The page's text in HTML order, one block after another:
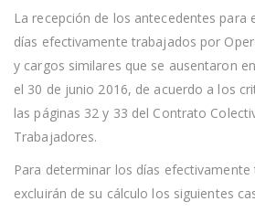
La recepción de los antecedentes para
días efectivamente trabajados por
y cargos similares que se ausentaron
el 30 de junio 2016, de acuerdo a los
las páginas 32 y 33 del Contrato
Trabajadores.
Para determinar los días
excluirán de su cálculo los siguientes